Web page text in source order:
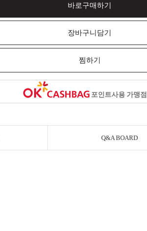
바로구매하기
장바구니담기
찜하기
포인트사용 가맹점
Q&A BOARD